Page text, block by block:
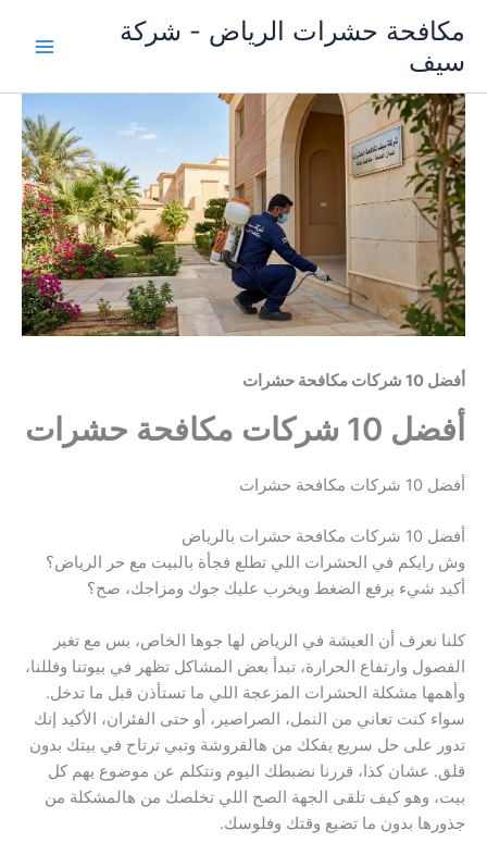
المحتوى
مكافحة حشرات الرياض - شركة
سيف
أفضل 10 شركات مكافحة حشرات
أفضل 10 شركات مكافحة حشرات
أفضل 10 شركات مكافحة حشرات
أفضل 10 شركات مكافحة حشرات بالرياض
وش رايكم في الحشرات اللي تطلع فجأة بالبيت مع حر الرياض؟
أكيد شيء يرفع الضغط ويخرب عليك جوك ومزاجك، صح؟
كلنا نعرف أن العيشة في الرياض لها جوها الخاص، بس مع تغير
الفصول وارتفاع الحرارة، تبدأ بعض المشاكل تظهر في بيوتنا وفللنا،
وأهمها مشكلة الحشرات المزعجة اللي ما تستأذن قبل ما تدخل.
سواء كنت تعاني من النمل، الصراصير، أو حتى الفئران، الأكيد إنك
تدور على حل سريع يفكك من هالقروشة وتبي ترتاح في بيتك بدون
قلق. عشان كذا، قررنا نضبطك اليوم ونتكلم عن موضوع يهم كل
بيت، وهو كيف تلقى الجهة الصح اللي تخلصك من هالمشكلة من
جذورها بدون ما تضيع وقتك وفلوسك.